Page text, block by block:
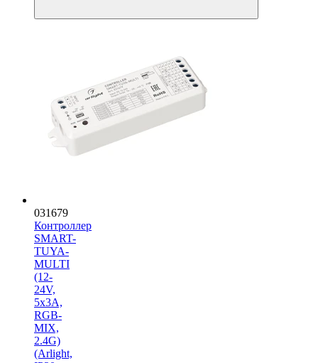
031679
Контроллер
SMART-
TUYA-
MULTI
(12-
24V,
5x3A,
RGB-
MIX,
2.4G)
(Arlight,